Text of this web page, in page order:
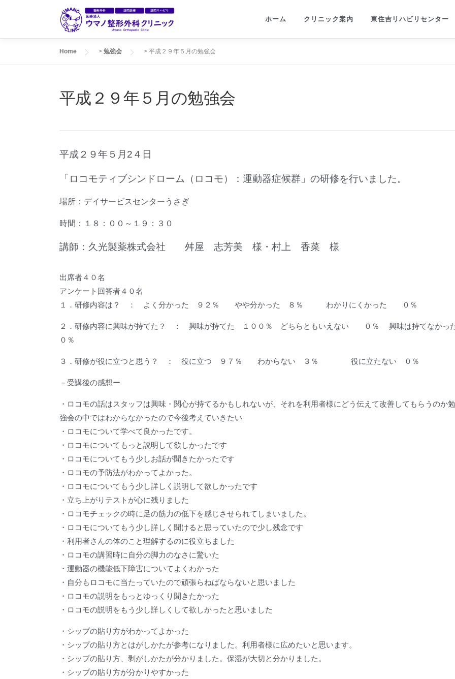
ホーム クリニック案内 東住吉リハビリセンター
Home > 勉強会 > 平成２９年５月の勉強会
平成２９年５月の勉強会
平成２９年５月2４日
「ロコモティブシンドローム（ロコモ）：運動器症候群」の研修を行いました。
場所：デイサービスセンターうさぎ
時間：１８：００～１９：３０
講師：久光製薬株式会社 舛屋 志芳美 様・村上 香菜 様
出席者４０名
アンケート回答者４０名
１．研修内容は？ ： よく分かった ９２％ やや分かった ８％ わかりにくかった ０％
２．研修内容に興味が持てた？ ： 興味が持てた １００％ どちらともいえない ０％ 興味は持てなかっ
０％
３．研修が役に立つと思う？ ： 役に立つ ９７％ わからない ３％ 役に立たない ０％
－受講後の感想ー
・ロコモの話はスタッフは興味・関心が持てるかもしれないが、それを利用者様にどう伝えて改善してもらうのか勉
強会の中ではわからなかったので今後考えていきたい
・ロコモについて学べて良かったです。
・ロコモについてもっと説明して欲しかったです
・ロコモについてもう少しお話が聞きたかったです
・ロコモの予防法がわかってよかった。
・ロコモについてもう少し詳しく説明して欲しかったです
・立ち上がりテストが心に残りました
・ロコモチェックの時に足の筋力の低下を感じさせられてしまいました。
・ロコモについてもう少し詳しく聞けると思っていたので少し残念です
・利用者さんの体のこと理解するのに役立ちました
・ロコモの講習時に自分の脚力のなさに驚いた
・運動器の機能低下障害についてよくわかった
・自分もロコモに当たっていたので頑張らねばならないと思いました
・ロコモの説明をもっとゆっくり聞きたかった
・ロコモの説明をもう少し詳しくして欲しかったと思いました
・シップの貼り方がわかってよかった
・シップの貼り方とはがしかたが参考になりました。利用者様に広めたいと思います。
・シップの貼り方、剥がしかたが分かりました。保湿が大切と分かりました。
・シップの貼り方が分かりやすかった